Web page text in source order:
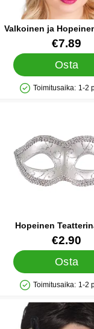
Valkoinen ja
Hopeisilla
Tuote.nro 15426
€7.89
Osta
Saatavuus: Varastossa
Toimitusaika: 1-2
Hopeinen
Tuote.nro 24332
€2.90
Osta
Saatavuus: Varastossa
Toimitusaika: 1-2
Merkitse
kimalteleva